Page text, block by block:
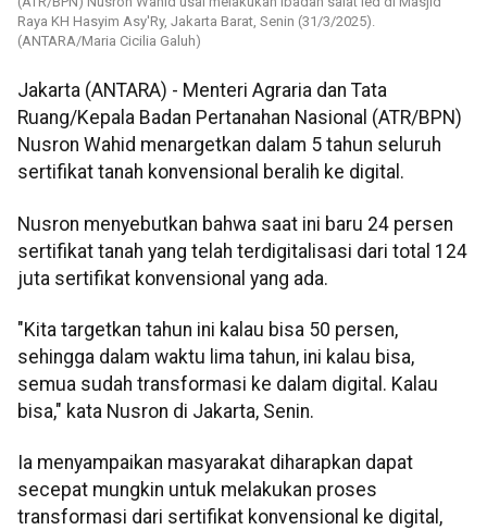
Raya KH Hasyim Asy'Ry, Jakarta Barat, Senin (31/3/2025).
(ANTARA/Maria Cicilia Galuh)
Jakarta (ANTARA) - Menteri Agraria dan Tata
Ruang/Kepala Badan Pertanahan Nasional (ATR/BPN)
Nusron Wahid menargetkan dalam 5 tahun seluruh
sertifikat tanah konvensional beralih ke digital.
Nusron menyebutkan bahwa saat ini baru 24 persen
sertifikat tanah yang telah terdigitalisasi dari total 124
juta sertifikat konvensional yang ada.
"Kita targetkan tahun ini kalau bisa 50 persen,
sehingga dalam waktu lima tahun, ini kalau bisa,
semua sudah transformasi ke dalam digital. Kalau
bisa," kata Nusron di Jakarta, Senin.
Ia menyampaikan masyarakat diharapkan dapat
secepat mungkin untuk melakukan proses
transformasi dari sertifikat konvensional ke digital,